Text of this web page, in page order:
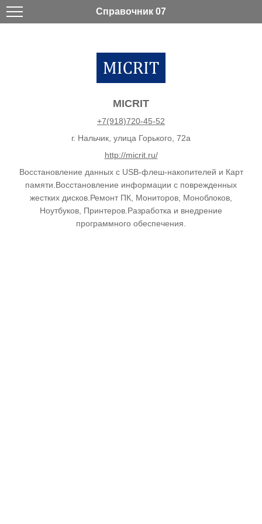
Справочник 07
MICRIT
+7(918)720-45-52
г. Нальчик, улица Горького, 72а
http://micrit.ru/
Восстановление данных с USB-флеш-накопителей и Карт
памяти.Восстановление информации с поврежденных
жестких дисков.Ремонт ПК, Мониторов, Моноблоков,
Ноутбуков, Принтеров.Разработка и внедрение
программного обеспечения.